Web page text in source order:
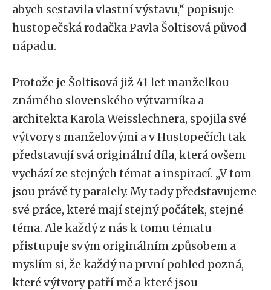
abych sestavila vlastní výstavu,“ popisuje
hustopečská rodačka Pavla Šoltisová původ
nápadu.
Protože je Šoltisová již 41 let manželkou
známého slovenského výtvarníka a
architekta Karola Weisslechnera, spojila své
výtvory s manželovými a v Hustopečích tak
představují svá originální díla, která ovšem
vychází ze stejných témat a inspirací. „V tom
jsou právě ty paralely. My tady představujeme
své práce, které mají stejný počátek, stejné
téma. Ale každý z nás k tomu tématu
přistupuje svým originálním způsobem a
myslím si, že každý na první pohled pozná,
které výtvory patří mě a které jsou